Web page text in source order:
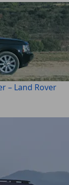
– Land Rover